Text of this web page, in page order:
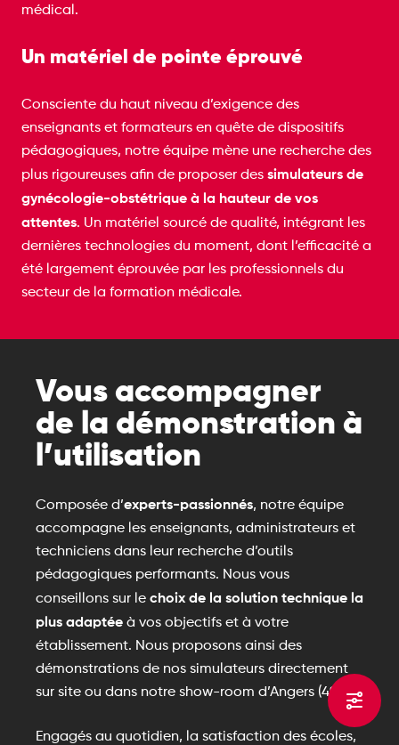
médical.
Un matériel de pointe éprouvé
Consciente du haut niveau d’exigence des
enseignants et formateurs en quête de dispositifs
pédagogiques, notre équipe mène une recherche des
plus rigoureuses afin de proposer des simulateurs de
gynécologie-obstétrique à la hauteur de vos
attentes. Un matériel sourcé de qualité, intégrant les
dernières technologies du moment, dont l’efficacité a
été largement éprouvée par les professionnels du
secteur de la formation médicale.
Vous accompagner
de la démonstration à
l’utilisation
Composée d’experts-passionnés, notre équipe
accompagne les enseignants, administrateurs et
techniciens dans leur recherche d’outils
pédagogiques performants. Nous vous
conseillons sur le choix de la solution technique la
plus adaptée à vos objectifs et à votre
établissement. Nous proposons ainsi des
démonstrations de nos simulateurs directement
sur site ou dans notre show-room d’Angers (49).
Engagés au quotidien, la satisfaction des écoles,